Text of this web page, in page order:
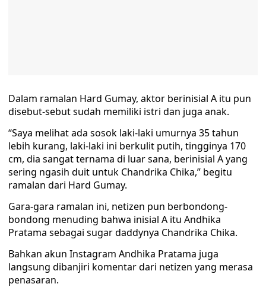
Dalam ramalan Hard Gumay, aktor berinisial A itu pun
disebut-sebut sudah memiliki istri dan juga anak.
“Saya melihat ada sosok laki-laki umurnya 35 tahun
lebih kurang, laki-laki ini berkulit putih, tingginya 170
cm, dia sangat ternama di luar sana, berinisial A yang
sering ngasih duit untuk Chandrika Chika,” begitu
ramalan dari Hard Gumay.
Gara-gara ramalan ini, netizen pun berbondong-
bondong menuding bahwa inisial A itu Andhika
Pratama sebagai sugar daddynya Chandrika Chika.
Bahkan akun Instagram Andhika Pratama juga
langsung dibanjiri komentar dari netizen yang merasa
penasaran.